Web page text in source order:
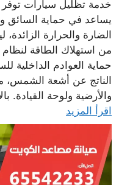
خدمة تظليل سيارات توفر
يساعد في حماية
الضارة والحرارة الزائدة،
من استهلاك الطاقة
حماية العوادم الداخلية
الناتج عن أشعة الشمس،
والأرضية ولوحة القيادة.
اقرأ المزيد